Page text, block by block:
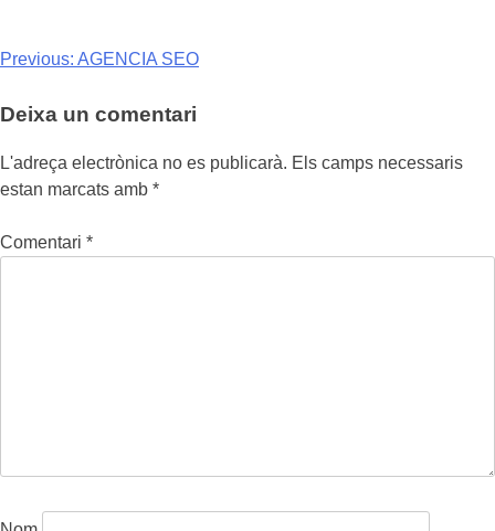
Previous: AGENCIA SEO
Deixa un comentari
L'adreça electrònica no es publicarà. Els camps necessaris
estan marcats amb *
Comentari *